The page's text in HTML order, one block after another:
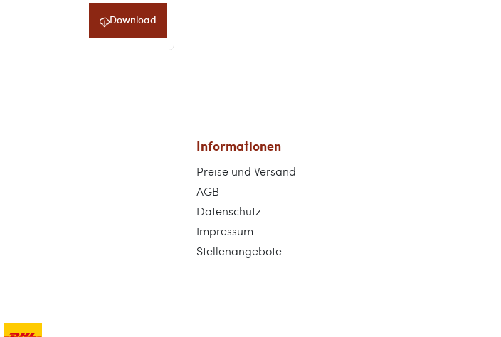
Download
Informationen
Preise und Versand
AGB
Datenschutz
Impressum
Stellenangebote